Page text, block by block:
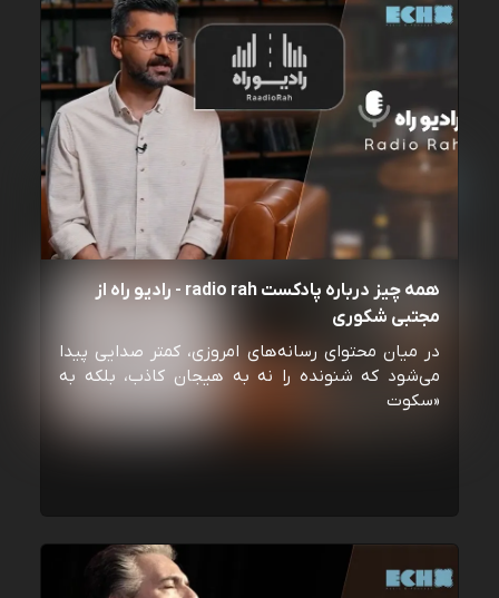
همه چیز درباره پادکست radio rah - رادیو راه از
مجتبی شکوری
در میان محتوای رسانه‌های امروزی، کمتر صدایی پیدا
می‌شود که شنونده را نه به هیجان کاذب، بلکه به
«سکوت